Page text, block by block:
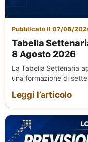
Pubblicato il 07/08/
Tabella
8 Agosto 2026
La Tabella Settenaria
una formazione di
Leggi l’articolo